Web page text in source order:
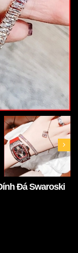
Đá Swaroski